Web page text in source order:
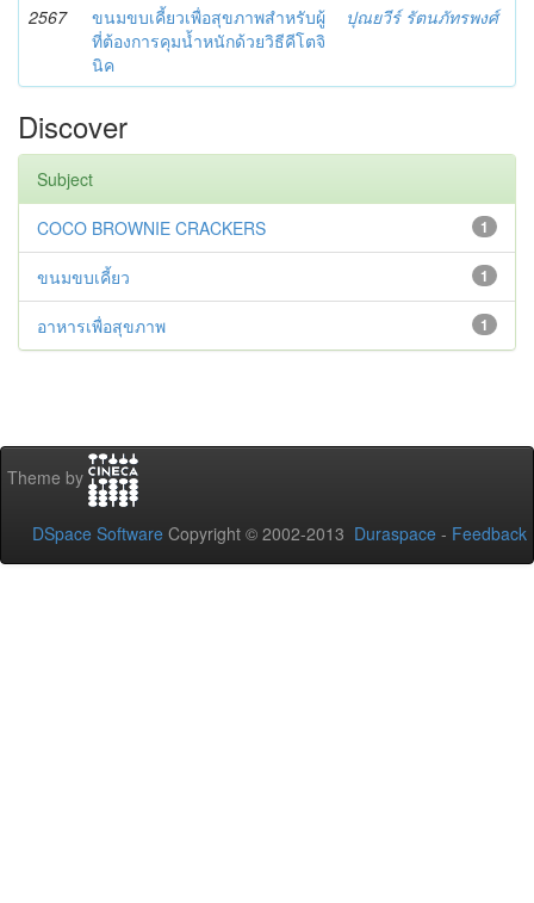
2567
ขนมขบเคี้ยวเพื่อสุขภาพสำหรับผู้
ที่ต้องการคุมน้ำหนักด้วยวิธีคีโตจิ
นิค
ปุณยวีร์ รัตนภัทรพงศ์
Discover
Subject
1
COCO BROWNIE CRACKERS
1
ขนมขบเคี้ยว
1
อาหารเพื่อสุขภาพ
Theme by
DSpace Software Copyright © 2002-2013 Duraspace - Feedback